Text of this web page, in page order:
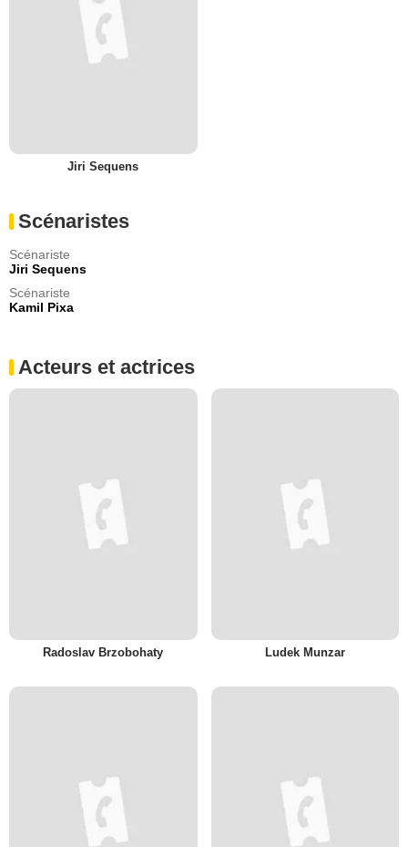
Jiri Sequens
Scénaristes
Scénariste
Jiri Sequens
Scénariste
Kamil Pixa
Acteurs et actrices
Radoslav Brzobohaty Ludek Munzar